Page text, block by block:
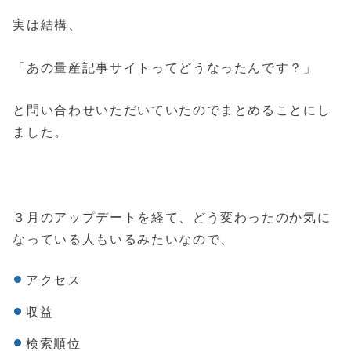
実は結構、
「あの量産記事サイトってどうなったんです？」
と問い合わせいただいていたのでまとめることにし
ました。
３月のアップデートを経て、どう変わったのか気に
なっている人もいるみたいなので、
アクセス
収益
検索順位